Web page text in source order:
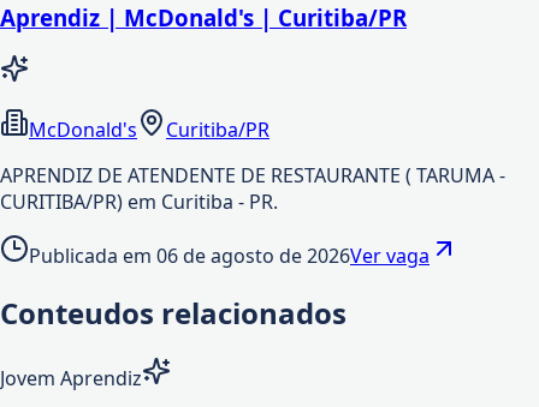
Aprendiz | McDonald's | Curitiba/PR
McDonald's
Curitiba/PR
APRENDIZ DE ATENDENTE DE RESTAURANTE ( TARUMA -
CURITIBA/PR) em Curitiba - PR.
Publicada em 06 de agosto de 2026Ver vaga
Conteudos relacionados
Jovem Aprendiz